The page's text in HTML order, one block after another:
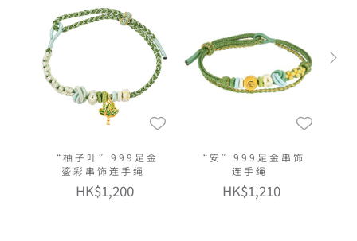
“柚子叶”999足金
鎏彩串饰连手绳
HK$1,200
“安”999足金串饰
连手绳
HK$1,210